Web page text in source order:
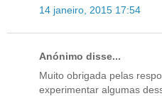
14 janeiro, 2015 17:54
Anónimo disse...
Muito obrigada pelas
experimentar algumas